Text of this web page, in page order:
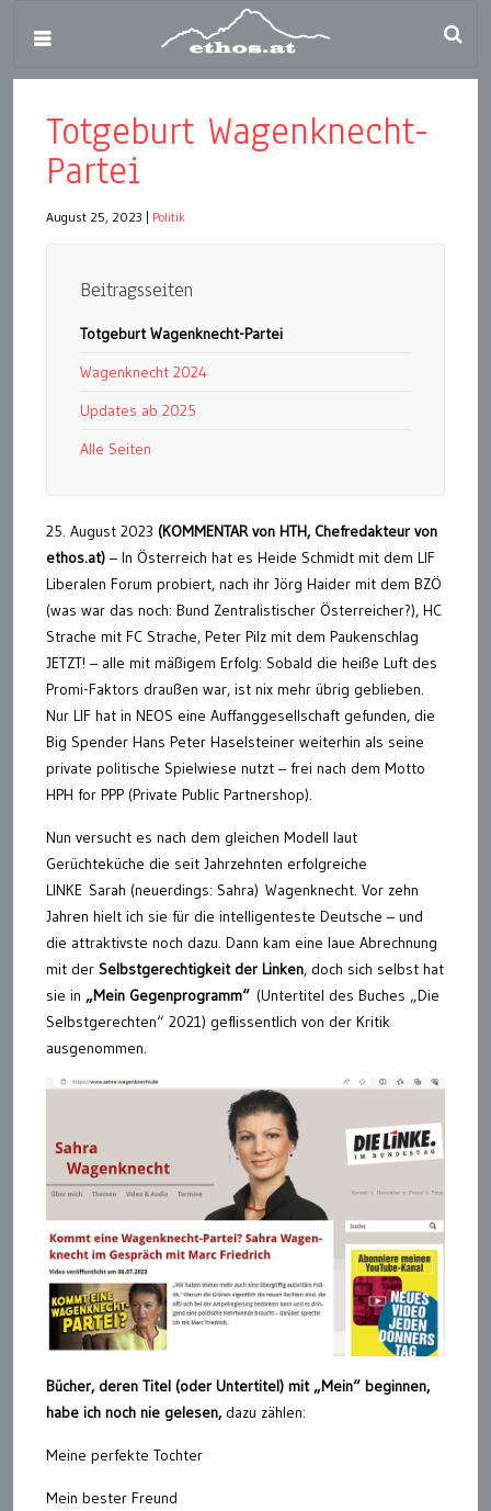
Totgeburt Wagenknecht-
Partei
August 25, 2023 Politik
Beitragsseiten
Totgeburt Wagenknecht-Partei
Wagenknecht 2024
Updates ab 2025
Alle Seiten
25. August 2023 (KOMMENTAR von HTH, Chefredakteur von
ethos.at) – In Österreich hat es Heide Schmidt mit dem LIF
Liberalen Forum probiert, nach ihr Jörg Haider mit dem BZÖ
(was war das noch: Bund Zentralistischer Österreicher?), HC
Strache mit FC Strache, Peter Pilz mit dem Paukenschlag
JETZT! – alle mit mäßigem Erfolg: Sobald die heiße Luft des
Promi-Faktors draußen war, ist nix mehr übrig geblieben.
Nur LIF hat in NEOS eine Auffanggesellschaft gefunden, die
Big Spender Hans Peter Haselsteiner weiterhin als seine
private politische Spielwiese nutzt – frei nach dem Motto
HPH for PPP (Private Public Partnershop).
Nun versucht es nach dem gleichen Modell laut
Gerüchteküche die seit Jahrzehnten erfolgreiche
LINKE Sarah (neuerdings: Sahra) Wagenknecht. Vor zehn
Jahren hielt ich sie für die intelligenteste Deutsche – und
die attraktivste noch dazu. Dann kam eine laue Abrechnung
mit der Selbstgerechtigkeit der Linken, doch sich selbst hat
sie in „Mein Gegenprogramm“ (Untertitel des Buches „Die
Selbstgerechten“ 2021) geflissentlich von der Kritik
ausgenommen.
Bücher, deren Titel (oder Untertitel) mit „Mein“ beginnen,
habe ich noch nie gelesen,dazu zählen:
Meine perfekte Tochter
Mein bester Freund